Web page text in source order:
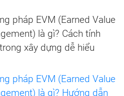
pháp EVM (Earned Value
là gì? Cách tính
xây dựng dễ hiểu
pháp EVM (Earned Value
là gì? Hướng dẫn